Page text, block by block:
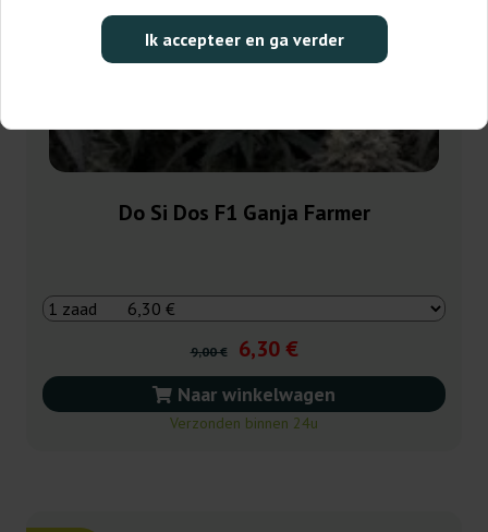
Ik accepteer en ga verder
Do Si Dos F1 Ganja Farmer
9,00 € 6,30 €
Naar winkelwagen
Verzonden binnen 24u